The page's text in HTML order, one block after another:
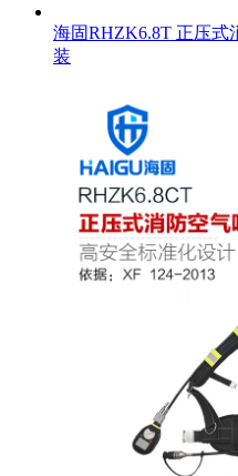
海固RHZK6.8T 正压式
装